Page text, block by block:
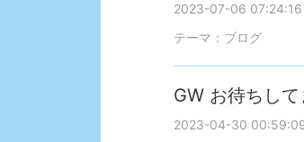
2023-07-06 07:24:16
テーマ： ブログ
GW お待ちして
2023-04-30